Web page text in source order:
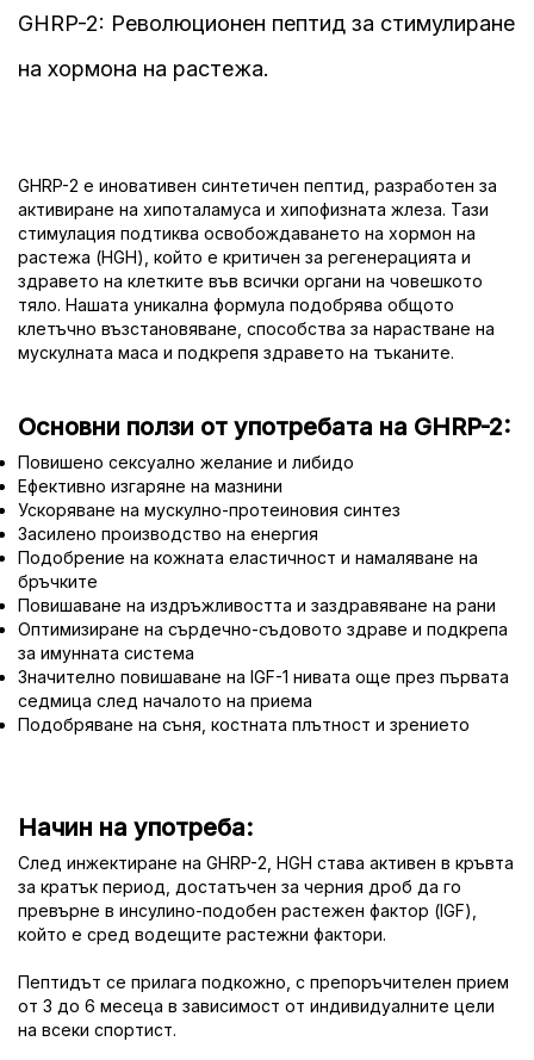
GHRP-2: Революционен пептид за стимулиране
на хормона на растежа.
GHRP-2 е иновативен синтетичен пептид, разработен за
активиране на хипоталамуса и хипофизната жлеза. Тази
стимулация подтиква освобождаването на хормон на
растежа (HGH), който е критичен за регенерацията и
здравето на клетките във всички органи на човешкото
тяло. Нашата уникална формула подобрява общото
клетъчно възстановяване, способства за нарастване на
мускулната маса и подкрепя здравето на тъканите.
Основни ползи от употребата на GHRP-2:
Повишено сексуално желание и либидо
Ефективно изгаряне на мазнини
Ускоряване на мускулно-протеиновия синтез
Засилено производство на енергия
Подобрение на кожната еластичност и намаляване на
бръчките
Повишаване на издръжливостта и заздравяване на рани
Оптимизиране на сърдечно-съдовото здраве и подкрепа
за имунната система
Значително повишаване на IGF-1 нивата още през първата
седмица след началото на приема
Подобряване на съня, костната плътност и зрението
Начин на употреба:
След инжектиране на GHRP-2, HGH става активен в кръвта
за кратък период, достатъчен за черния дроб да го
превърне в инсулино-подобен растежен фактор (IGF),
който е сред водещите растежни фактори.
Пептидът се прилага подкожно, с препоръчителен прием
от 3 до 6 месеца в зависимост от индивидуалните цели
на всеки спортист.